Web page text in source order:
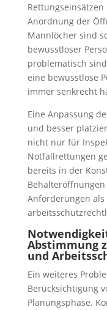
Anordnung der
Mannlöcher sind
bewusstloser
problematisch
eine bewusstlose
immer senkrecht
Eine Anpassung
und besser
nicht nur für
Notfallrettungen
bereits in der
Anforderungen als
Abstimmung
und
Ein weiteres
Berücksichtigung
Planungsphase.